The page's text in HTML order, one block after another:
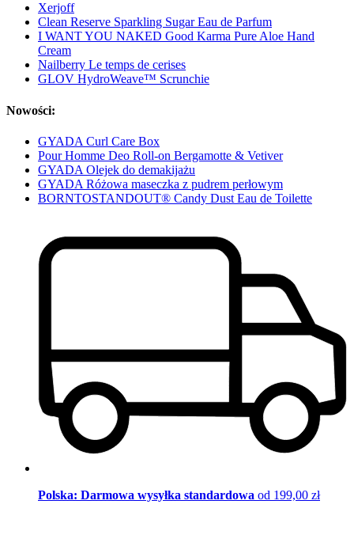
Xerjoff
Clean Reserve Sparkling Sugar Eau de Parfum
I WANT YOU NAKED Good Karma Pure Aloe Hand
Cream
Nailberry Le temps de cerises
GLOV HydroWeave™ Scrunchie
Nowości:
GYADA Curl Care Box
Pour Homme Deo Roll-on Bergamotte & Vetiver
GYADA Olejek do demakijażu
GYADA Różowa maseczka z pudrem perłowym
BORNTOSTANDOUT® Candy Dust Eau de Toilette
Polska: Darmowa wysyłka standardowa od 199,00 zł